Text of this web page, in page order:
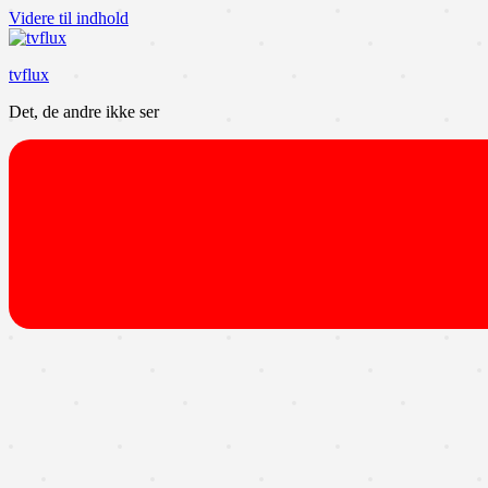
Videre til indhold
tvflux
Det, de andre ikke ser